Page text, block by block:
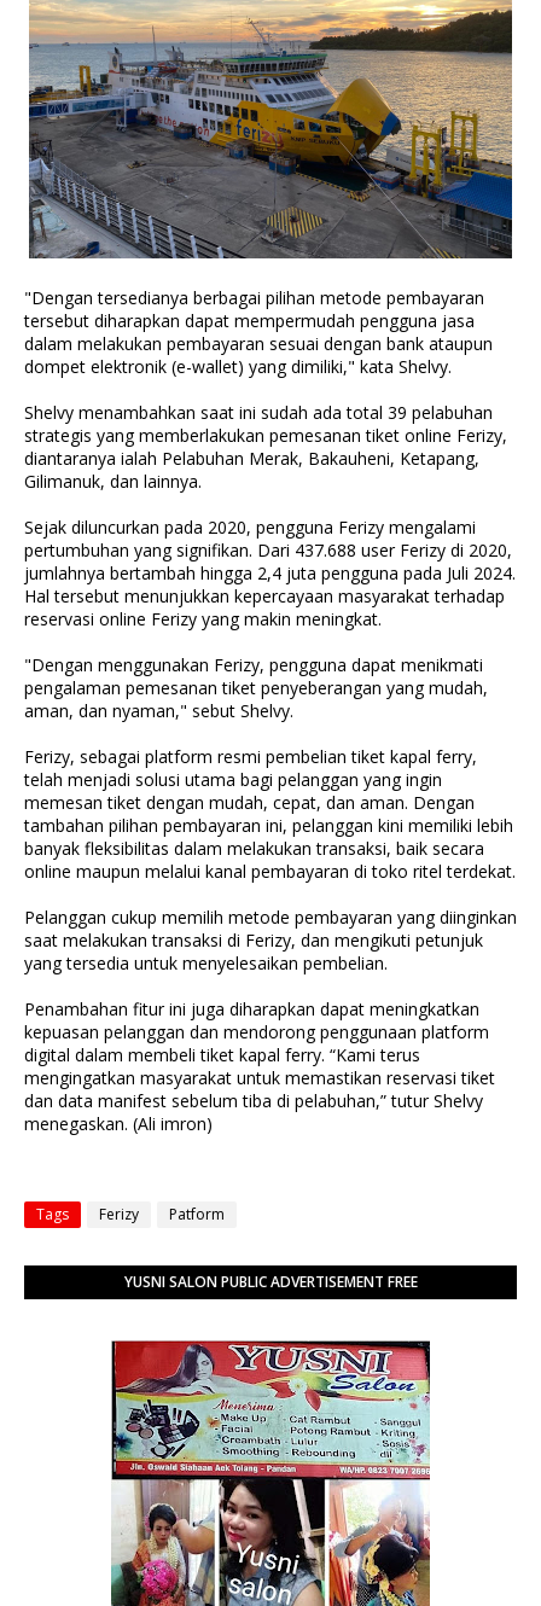
"Dengan tersedianya berbagai pilihan metode pembayaran
tersebut diharapkan dapat mempermudah pengguna jasa
dalam melakukan pembayaran sesuai dengan bank ataupun
dompet elektronik (e-wallet) yang dimiliki," kata Shelvy.
Shelvy menambahkan saat ini sudah ada total 39 pelabuhan
strategis yang memberlakukan pemesanan tiket online Ferizy,
diantaranya ialah Pelabuhan Merak, Bakauheni, Ketapang,
Gilimanuk, dan lainnya.
Sejak diluncurkan pada 2020, pengguna Ferizy mengalami
pertumbuhan yang signifikan. Dari 437.688 user Ferizy di 2020,
jumlahnya bertambah hingga 2,4 juta pengguna pada Juli 2024.
Hal tersebut menunjukkan kepercayaan masyarakat terhadap
reservasi online Ferizy yang makin meningkat.
"Dengan menggunakan Ferizy, pengguna dapat menikmati
pengalaman pemesanan tiket penyeberangan yang mudah,
aman, dan nyaman," sebut Shelvy.
Ferizy, sebagai platform resmi pembelian tiket kapal ferry,
telah menjadi solusi utama bagi pelanggan yang ingin
memesan tiket dengan mudah, cepat, dan aman. Dengan
tambahan pilihan pembayaran ini, pelanggan kini memiliki lebih
banyak fleksibilitas dalam melakukan transaksi, baik secara
online maupun melalui kanal pembayaran di toko ritel terdekat.
Pelanggan cukup memilih metode pembayaran yang diinginkan
saat melakukan transaksi di Ferizy, dan mengikuti petunjuk
yang tersedia untuk menyelesaikan pembelian.
Penambahan fitur ini juga diharapkan dapat meningkatkan
kepuasan pelanggan dan mendorong penggunaan platform
digital dalam membeli tiket kapal ferry. “Kami terus
mengingatkan masyarakat untuk memastikan reservasi tiket
dan data manifest sebelum tiba di pelabuhan,” tutur Shelvy
menegaskan. (Ali imron)
Tags Ferizy Patform
YUSNI SALON PUBLIC ADVERTISEMENT FREE